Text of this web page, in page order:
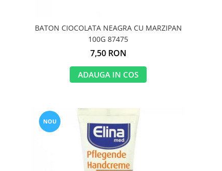
BATON CIOCOLATA NEAGRA CU MARZIPAN
100G 87475
7,50 RON
ADAUGA IN COS
NOU